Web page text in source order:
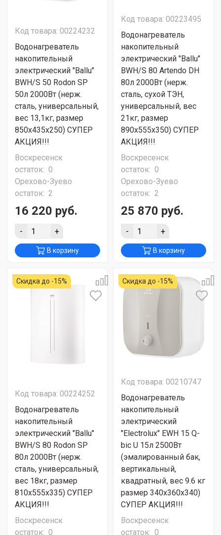
Код товара: 00224232
Водонагреватель
накопительный
электрический "Ballu"
BWH/S 50 Rodon SP
50л 2000Вт (нерж.
сталь, универсальный,
вес 13,1кг, размер
850x435x250) СУПЕР
АКЦИЯ!!!
Воскресенск
остаток: 0
Орехово-Зуево
остаток: 2
16 220 руб.
- +
В корзину
Код товара: 00223495
Водонагреватель
накопительный
электрический "Ballu"
BWH/S 80 Artendo DH
80л 2000Вт (нерж.
сталь, сухой ТЭН,
универсальный, вес
21кг, размер
890x555x350) СУПЕР
АКЦИЯ!!!
Воскресенск
остаток: 0
Орехово-Зуево
остаток: 2
25 870 руб.
- +
В корзину
Скидка до -15%
Код товара: 00224252
Водонагреватель
накопительный
электрический "Ballu"
BWH/S 80 Rodon SP
80л 2000Вт (нерж.
сталь, универсальный,
вес 18кг, размер
810x555x335) СУПЕР
АКЦИЯ!!!
Воскресенск
остаток: 0
Скидка до -15%
Код товара: 00210747
Водонагреватель
накопительный
электрический
"Electrolux" EWH 15 Q-
bic U 15л 2500Вт
(эмалированный бак,
вертикальный,
квадратный, вес 9.6 кг
размер 340x360x340)
СУПЕР АКЦИЯ!!!
Воскресенск
остаток: 0